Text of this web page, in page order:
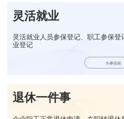
灵活就业
灵活就业人员参保登记、职工参保
业登记
办事指南
退休一件事